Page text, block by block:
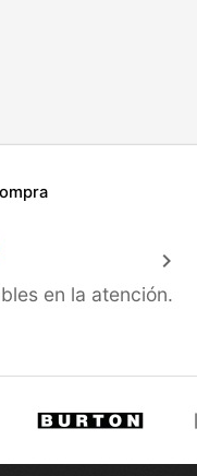
en la atención.
keyboard_arrow_right